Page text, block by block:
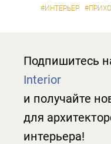
#ИНТЕРЬЕР
Подпишитесь
Interior
и получайте
для
интерьера!